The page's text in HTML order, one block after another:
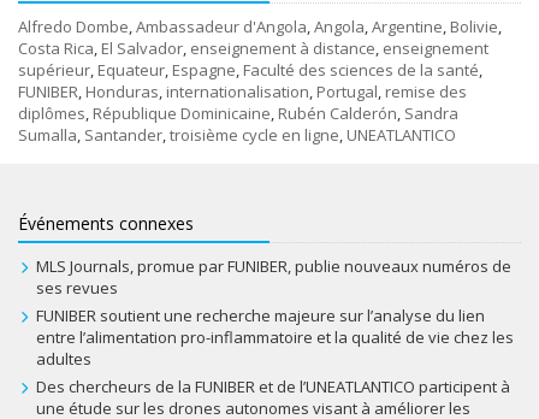
Alfredo Dombe,Ambassadeur d'Angola,Angola,Argentine, Bolivie,
Costa Rica, El Salvador, enseignement à distance, enseignement
supérieur, Equateur, Espagne, Faculté des sciences de la santé,
FUNIBER, Honduras, internationalisation, Portugal, remise des
diplômes, République Dominicaine, Rubén Calderón, Sandra
Sumalla, Santander,troisième cycle en ligne, UNEATLANTICO
Événements connexes
MLS Journals, promue par FUNIBER, publie nouveaux numéros de
ses revues
FUNIBER soutient une recherche majeure sur l’analyse du lien
entre l’alimentation pro-inflammatoire et la qualité de vie chez les
adultes
Des chercheurs de la FUNIBER et de l’UNEATLANTICO participent à
une étude sur les drones autonomes visant à améliorer les